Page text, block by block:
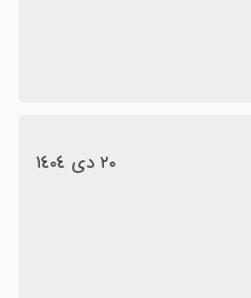
٢٠ دی ١٤٠٤